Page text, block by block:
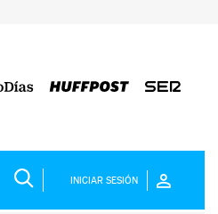
INICIAR SESIÓN